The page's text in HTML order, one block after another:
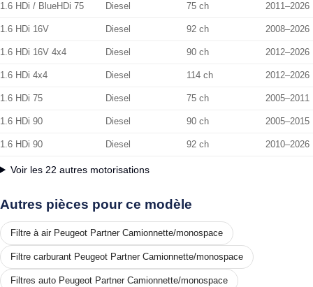
1.6 HDi / BlueHDi 75 Diesel 75 ch 2011–2026
1.6 HDi 16V Diesel 92 ch 2008–2026
1.6 HDi 16V 4x4 Diesel 90 ch 2012–2026
1.6 HDi 4x4 Diesel 114 ch 2012–2026
1.6 HDi 75 Diesel 75 ch 2005–2011
1.6 HDi 90 Diesel 90 ch 2005–2015
1.6 HDi 90 Diesel 92 ch 2010–2026
Voir les 22 autres motorisations
Autres pièces pour ce modèle
Filtre à air Peugeot Partner Camionnette/monospace
Filtre carburant Peugeot Partner Camionnette/monospace
Filtres auto Peugeot Partner Camionnette/monospace